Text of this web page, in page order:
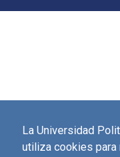
La Universidad
utiliza cookies para